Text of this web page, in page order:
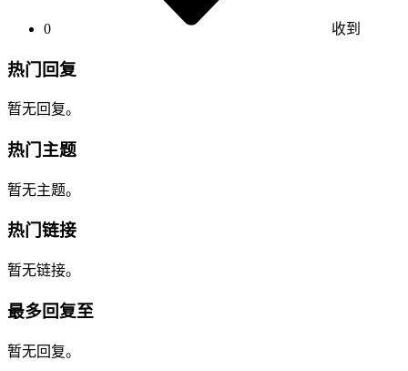
0 收到
热门回复
暂无回复。
热门主题
暂无主题。
热门链接
暂无链接。
最多回复至
暂无回复。